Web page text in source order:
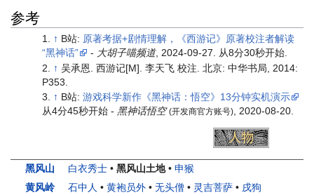
参考
↑ B站: 原著考据+剧情理解，《西游记》原著校注者解读
“黑神话”
- 大胡子喵频道, 2024-09-27. 从8分30秒开始.
↑ 吴承恩. 西游记[M]. 李天飞 校注. 北京: 中华书局, 2014:
P353.
↑ B站: 游戏科学新作《黑神话：悟空》13分钟实机演示
从4分45秒开始 - 黑神话悟空 (开发商官方账号), 2020-08-20.
人物
黑风山 白衣秀士 • 黑风山土地• 申猴
黄风岭
石中人 • 黄袍员外 • 无头僧 • 灵吉菩萨 • 戌狗